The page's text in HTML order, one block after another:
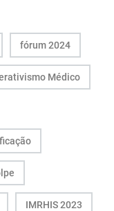
fórum 2024
Médico
IMRHIS 2023